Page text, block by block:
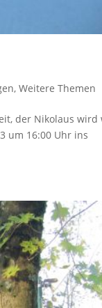
,Weitere Themen
der Nikolaus wird
um 16:00 Uhr ins